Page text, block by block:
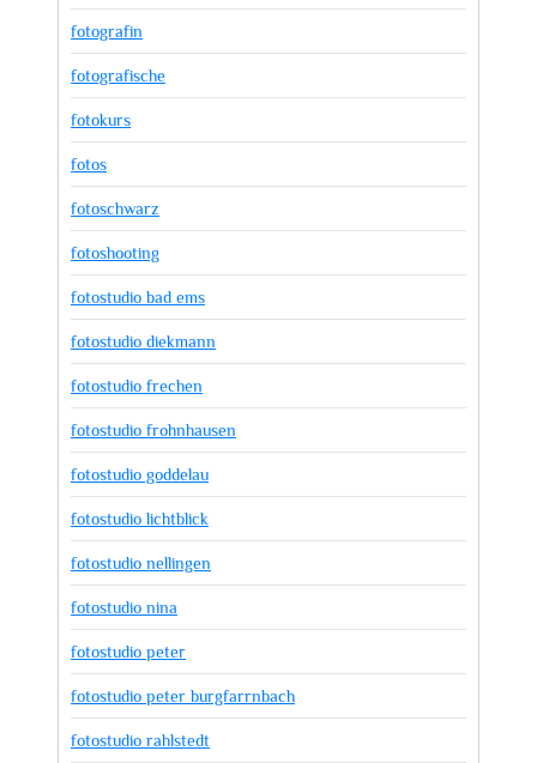
fotografin
fotografische
fotokurs
fotos
fotoschwarz
fotoshooting
fotostudio bad ems
fotostudio diekmann
fotostudio frechen
fotostudio frohnhausen
fotostudio goddelau
fotostudio lichtblick
fotostudio nellingen
fotostudio nina
fotostudio peter
fotostudio peter burgfarrnbach
fotostudio rahlstedt